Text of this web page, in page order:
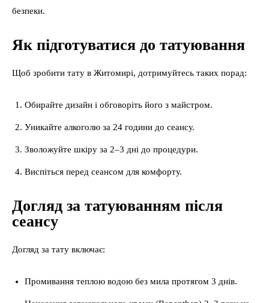
безпеки.
Як підготуватися до татуювання
Щоб зробити тату в Житомирі, дотримуйтесь таких порад:
Обирайте дизайн і обговоріть його з майстром.
Уникайте алкоголю за 24 години до сеансу.
Зволожуйте шкіру за 2–3 дні до процедури.
Виспіться перед сеансом для комфорту.
Догляд за татуюванням після
сеансу
Догляд за тату включає:
Промивання теплою водою без мила протягом 3 днів.